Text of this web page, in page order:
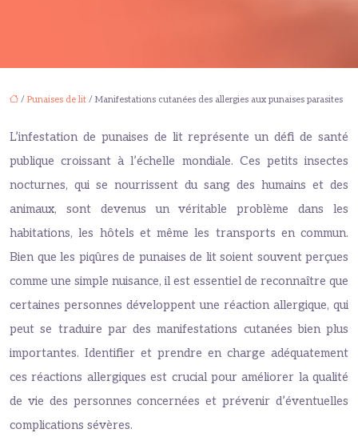
/ Punaises de lit / Manifestations cutanées des allergies aux punaises parasites
L’infestation de punaises de lit représente un défi de santé
publique croissant à l’échelle mondiale. Ces petits insectes
nocturnes, qui se nourrissent du sang des humains et des
animaux, sont devenus un véritable problème dans les
habitations, les hôtels et même les transports en commun.
Bien que les piqûres de punaises de lit soient souvent perçues
comme une simple nuisance, il est essentiel de reconnaître que
certaines personnes développent une réaction allergique, qui
peut se traduire par des manifestations cutanées bien plus
importantes. Identifier et prendre en charge adéquatement
ces réactions allergiques est crucial pour améliorer la qualité
de vie des personnes concernées et prévenir d’éventuelles
complications sévères.